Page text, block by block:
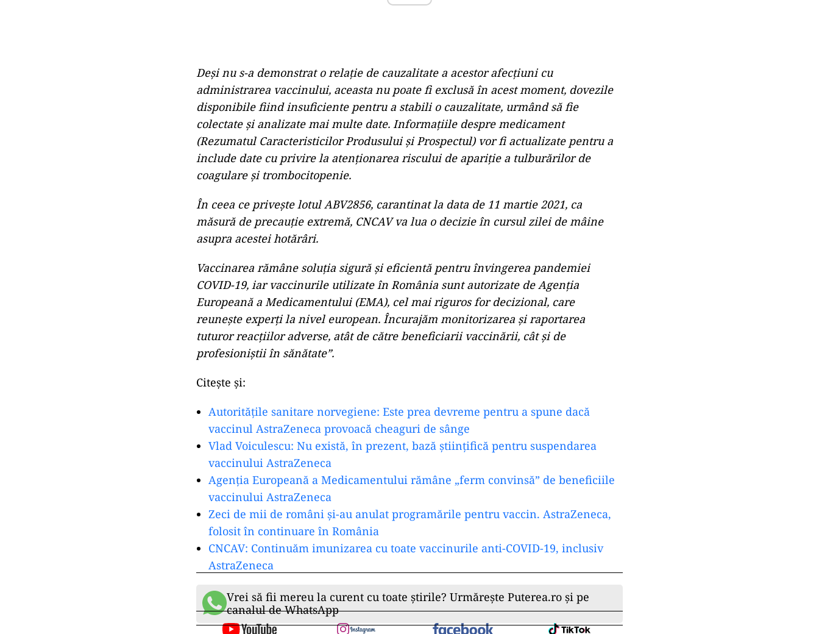
Deși nu s-a demonstrat o relație de cauzalitate a acestor afecțiuni cu
administrarea vaccinului, aceasta nu poate fi exclusă în acest moment, dovezile
disponibile fiind insuficiente pentru a stabili o cauzalitate, urmând să fie
colectate și analizate mai multe date. Informațiile despre medicament
(Rezumatul Caracteristicilor Produsului și Prospectul) vor fi actualizate pentru a
include date cu privire la atenționarea riscului de apariție a tulburărilor de
coagulare și trombocitopenie.
În ceea ce privește lotul ABV2856, carantinat la data de 11 martie 2021, ca
măsură de precauție extremă, CNCAV va lua o decizie în cursul zilei de mâine
asupra acestei hotărâri.
Vaccinarea rămâne soluția sigură și eficientă pentru învingerea pandemiei
COVID-19, iar vaccinurile utilizate în România sunt autorizate de Agenția
Europeană a Medicamentului (EMA), cel mai riguros for decizional, care
reunește experți la nivel european. Încurajăm monitorizarea și raportarea
tuturor reacțiilor adverse, atât de către beneficiarii vaccinării, cât și de
profesioniștii în sănătate”.
Citește și:
Autoritățile sanitare norvegiene: Este prea devreme pentru a spune dacă
vaccinul AstraZeneca provoacă cheaguri de sânge
Vlad Voiculescu: Nu există, în prezent, bază ştiinţifică pentru suspendarea
vaccinului AstraZeneca
Agenţia Europeană a Medicamentului rămâne „ferm convinsă” de beneficiile
vaccinului AstraZeneca
Zeci de mii de români și-au anulat programările pentru vaccin. AstraZeneca,
folosit în continuare în România
CNCAV: Continuăm imunizarea cu toate vaccinurile anti-COVID-19, inclusiv
AstraZeneca
Vrei să fii mereu la curent cu toate știrile? Urmărește Puterea.ro și pe
canalul de WhatsApp